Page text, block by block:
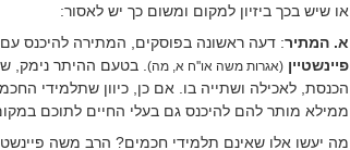
או שיש בכך ביזיון למקום ומשום כך יש לאסור:
א. המתיר: דעה ראשונה בפוסקים, המתירה להיכנס
פיינשטיין (אגרות משה או''ח א, מה) . בטעם ההיתר נימק,
הכנסת, לאכילה ושתייה בו. אם כן, כיוון שתלמידי
ממילא מותר להם להיכנס גם בעלי החיים לתוכם
מה יעשו אלו שאינם תלמידי חכמים? הרב משה